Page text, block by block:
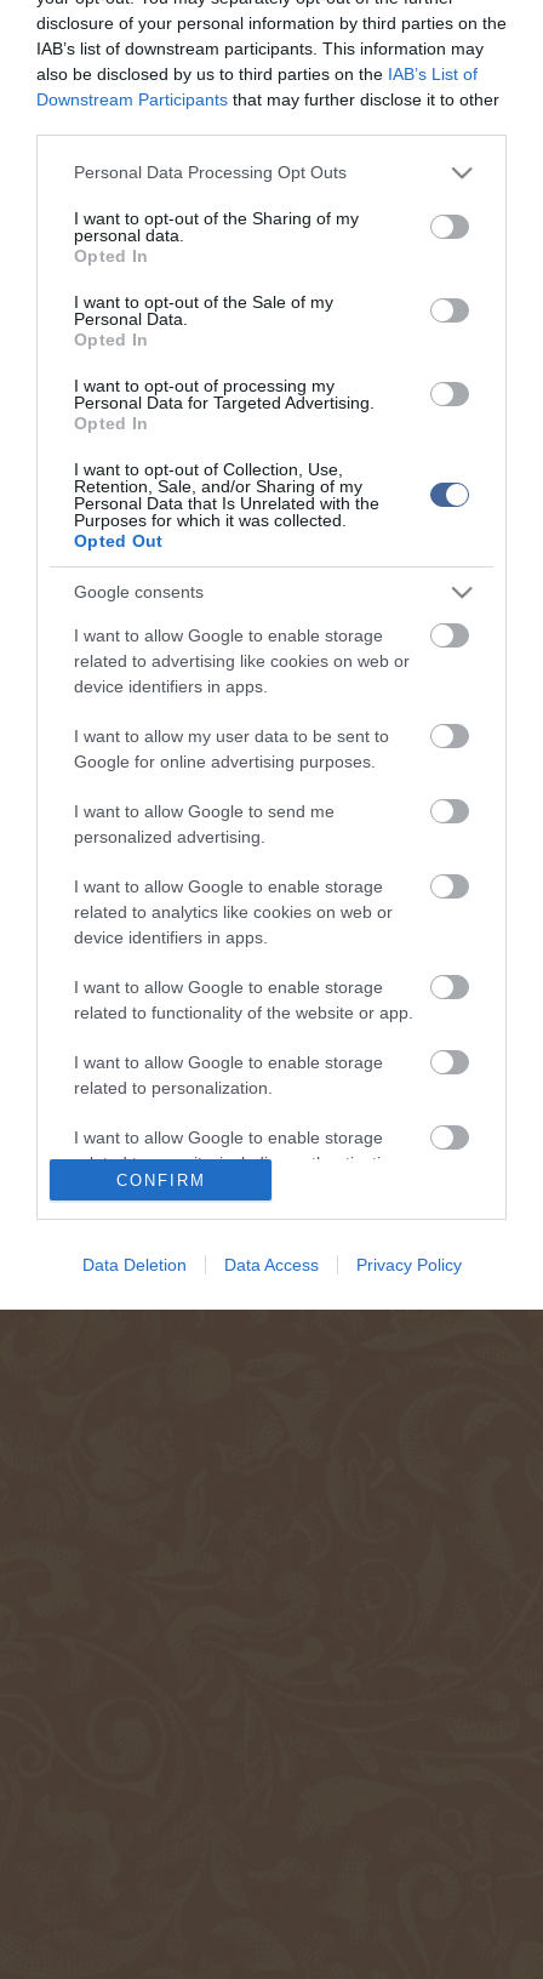
disclosure of your personal information by third parties on the
IAB’s list of downstream participants. This information may
also be disclosed by us to third parties on the IAB’s List of
Downstream Participants that may further disclose it to other
Please note that this website/app uses one or more Google
not limited to your visit or usage behaviour. You may click to
grant or deny consent to Google and its third-party tags to
use your data for below specified purposes in below Google
consent section.
Personal Data Processing Opt Outs
I want to opt-out of the Sharing of my
personal data.
Opted In
I want to opt-out of the Sale of my
Personal Data.
Opted In
I want to opt-out of processing my
Personal Data for Targeted Advertising.
Opted In
I want to opt-out of Collection, Use,
Retention, Sale, and/or Sharing of my
Personal Data that Is Unrelated with the
Purposes for which it was collected.
Opted Out
Google consents
I want to allow Google to enable storage
related to advertising like cookies on web or
device identifiers in apps.
I want to allow my user data to be sent to
Google for online advertising purposes.
I want to allow Google to send me
personalized advertising.
I want to allow Google to enable storage
related to analytics like cookies on web or
device identifiers in apps.
I want to allow Google to enable storage
related to functionality of the website or app.
I want to allow Google to enable storage
related to personalization.
I want to allow Google to enable storage
related to security, including authentication
functionality and fraud prevention, and other
CONFIRM
Data Deletion Data Access Privacy Policy
•Médiaajánlat és hirdetési akciók•Impresszum• Adatvédelmi